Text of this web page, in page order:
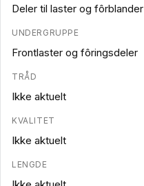
Deler til laster og fôrblander
UNDERGRUPPE
Frontlaster og fôringsdeler
TRÅD
Ikke aktuelt
KVALITET
Ikke aktuelt
LENGDE